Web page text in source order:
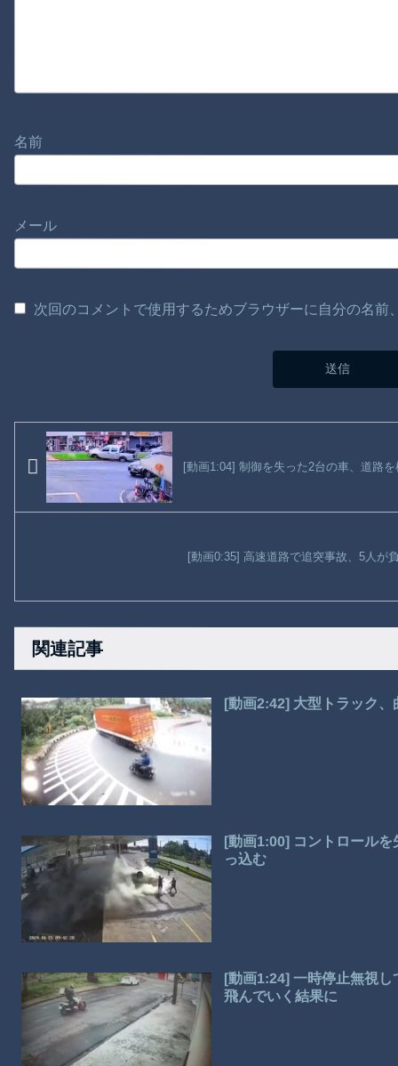
名前
メール
次回のコメントで使用するためブラウザーに自分の名
[動画1:04] 制御を失った2台の車、道路
[動画0:35] 高速道路で追突事故、5人が
関連記事
[動画2:42] 大型トラック
[動画1:00] コントロール
っ込む
[動画1:24] 一時停止無視
飛んでいく結果に